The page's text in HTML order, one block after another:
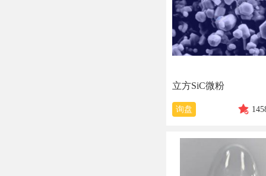
立方SiC微粉
询盘